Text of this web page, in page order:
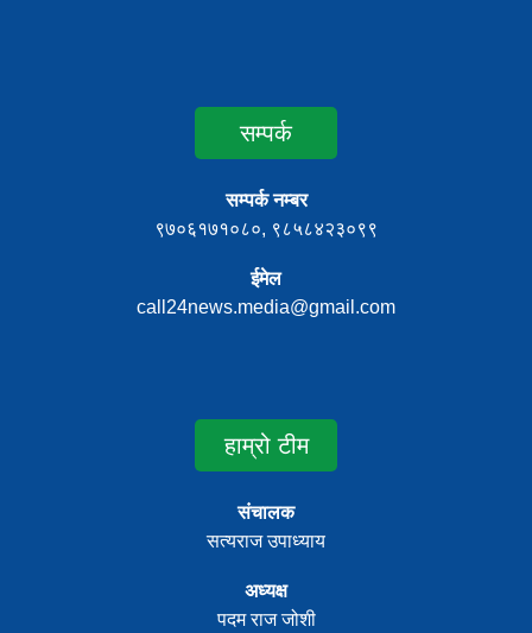
सम्पर्क
सम्पर्क नम्बर
९७०६१७१०८०, ९८५८४२३०९९
ईमेल
call24news.media@gmail.com
हाम्रो टीम
संचालक
सत्यराज उपाध्याय
अध्यक्ष
पदम राज जोशी